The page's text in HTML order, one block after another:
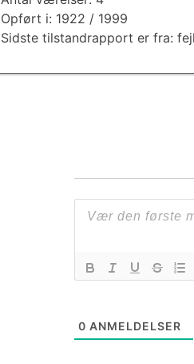
0 ANMELDELSER
Opført i: 1922 / 1999
Sidste tilstandrapport er fra: fejl